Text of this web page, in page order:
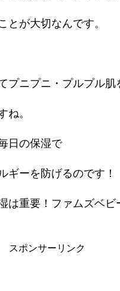
とが大切なんです。
プニプニ・プルプル肌
ね。
日の保湿で
ギーを防げるのです！
は重要！ファムズベビ
スポンサーリンク